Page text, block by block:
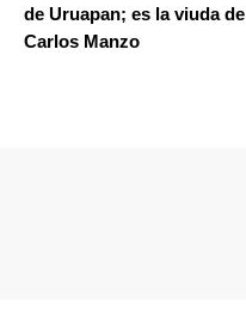
de Uruapan; es la viuda de
Carlos Manzo